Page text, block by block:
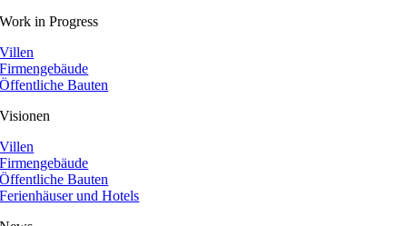
Work in Progress
Villen
Firmengebäude
Öffentliche Bauten
Visionen
Villen
Firmengebäude
Öffentliche Bauten
Ferienhäuser und Hotels